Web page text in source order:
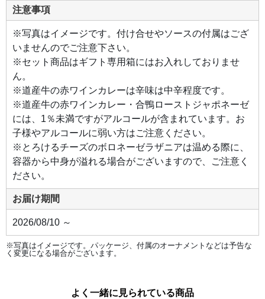
ねぎ
と北
海道
産バ
ター
を使
用す
るこ
と
で、
コク
と深
みの
ある
味わ
いが
実現
され
てい
ま
す。
注意事項
※写真はイメージです。付け合せやソースの付属はござ
いませんのでご注意下さい。
※セット商品はギフト専用箱にはお入れしておりませ
ん。
※道産牛の赤ワインカレーは辛味は中辛程度です。
※道産牛の赤ワインカレー・合鴨ローストジャポネーゼ
には、1％未満ですがアルコールが含まれています。お
子様やアルコールに弱い方はご注意ください。
※とろけるチーズのボロネーゼラザニアは温める際に、
容器から中身が溢れる場合がございますので、ご注意く
ださい。
お届け期間
2026/08/10 ～
※写真はイメージです。パッケージ、付属のオーナメントなどは予告な
く変更になる場合がございます。
よく一緒に見られている商品